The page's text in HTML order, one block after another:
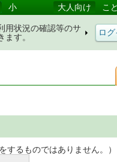
小 大人向け こ
用状況の確認等のサ
ます。
ではありません。）